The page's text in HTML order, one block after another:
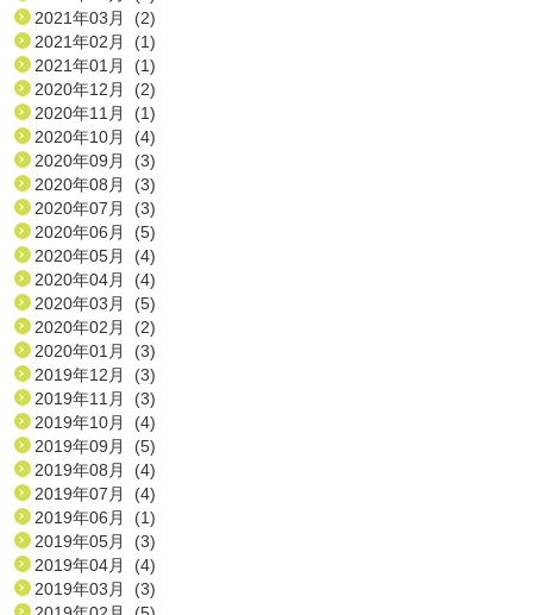
2021年03月 (2)
2021年02月 (1)
2021年01月 (1)
2020年12月 (2)
2020年11月 (1)
2020年10月 (4)
2020年09月 (3)
2020年08月 (3)
2020年07月 (3)
2020年06月 (5)
2020年05月 (4)
2020年04月 (4)
2020年03月 (5)
2020年02月 (2)
2020年01月 (3)
2019年12月 (3)
2019年11月 (3)
2019年10月 (4)
2019年09月 (5)
2019年08月 (4)
2019年07月 (4)
2019年06月 (1)
2019年05月 (3)
2019年04月 (4)
2019年03月 (3)